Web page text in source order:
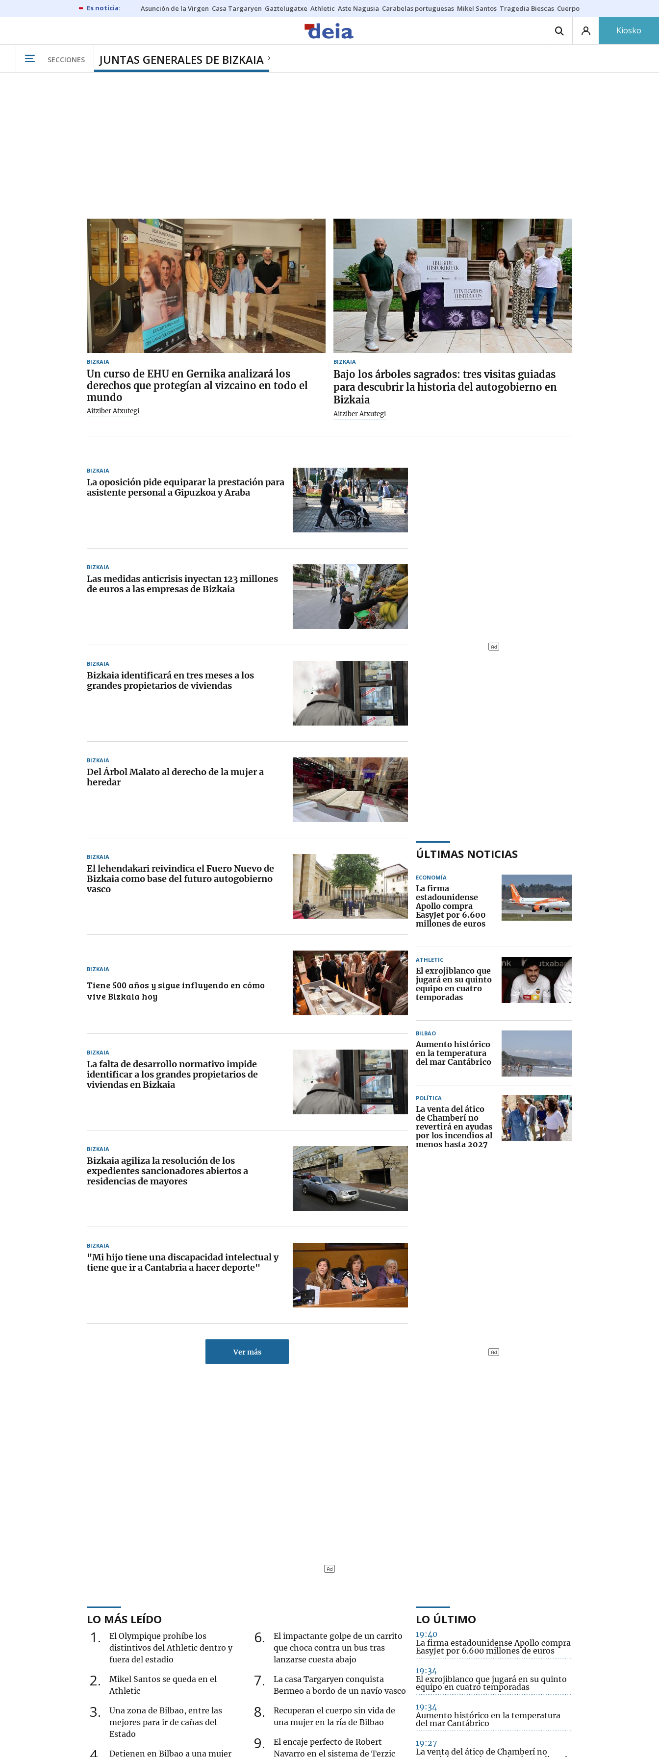
Asunción de la Virgen Casa Targaryen Gaztelugatxe Athletic Aste Nagusia Carabelas portuguesas Mikel Santos Tragedia Biescas Cuerpo ría
Kiosko
SECCIONES JUNTAS GENERALES DE BIZKAIA
BIZKAIA
Un curso de EHU en Gernika analizará los
derechos que protegían al vizcaino en todo el
mundo
Aitziber Atxutegi
BIZKAIA
Bajo los árboles sagrados: tres visitas guiadas
para descubrir la historia del autogobierno en
Bizkaia
Aitziber Atxutegi
BIZKAIA
La oposición pide equiparar la prestación para
asistente personal a Gipuzkoa y Araba
BIZKAIA
Las medidas anticrisis inyectan 123 millones
de euros a las empresas de Bizkaia
BIZKAIA
Bizkaia identificará en tres meses a los
grandes propietarios de viviendas
BIZKAIA
Del Árbol Malato al derecho de la mujer a
heredar
BIZKAIA
El lehendakari reivindica el Fuero Nuevo de
Bizkaia como base del futuro autogobierno
vasco
BIZKAIA
Tiene 500 años y sigue influyendo en cómo
vive Bizkaia hoy
BIZKAIA
La falta de desarrollo normativo impide
identificar a los grandes propietarios de
viviendas en Bizkaia
BIZKAIA
Bizkaia agiliza la resolución de los
expedientes sancionadores abiertos a
residencias de mayores
BIZKAIA
"Mi hijo tiene una discapacidad intelectual y
tiene que ir a Cantabria a hacer deporte"
Ver más
ÚLTIMAS NOTICIAS
ECONOMÍA
La firma
estadounidense
Apollo compra
EasyJet por 6.600
millones de euros
ATHLETIC
El exrojiblanco que
jugará en su quinto
equipo en cuatro
temporadas
BILBAO
Aumento histórico
en la temperatura
del mar Cantábrico
POLÍTICA
La venta del ático
de Chamberí no
revertirá en ayudas
por los incendios al
menos hasta 2027
LO MÁS LEÍDO
1
El Olympique prohíbe los
distintivos del Athletic dentro y
fuera del estadio
2
Mikel Santos se queda en el
Athletic
3
Una zona de Bilbao, entre las
mejores para ir de cañas del
Estado
Detienen en Bilbao a una mujer
6
El impactante golpe de un carrito
que choca contra un bus tras
lanzarse cuesta abajo
7
La casa Targaryen conquista
Bermeo a bordo de un navío vasco
8
Recuperan el cuerpo sin vida de
una mujer en la ría de Bilbao
9
El encaje perfecto de Robert
Navarro en el sistema de Terzic
LO ÚLTIMO
19:40
La firma estadounidense Apollo compra
EasyJet por 6.600 millones de euros
19:34
El exrojiblanco que jugará en su quinto
equipo en cuatro temporadas
19:34
Aumento histórico en la temperatura
del mar Cantábrico
19:27
La venta del ático de Chamberí no